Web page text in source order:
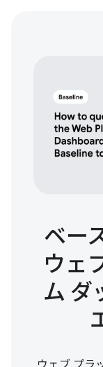
ベー
ウェ
ム ダ